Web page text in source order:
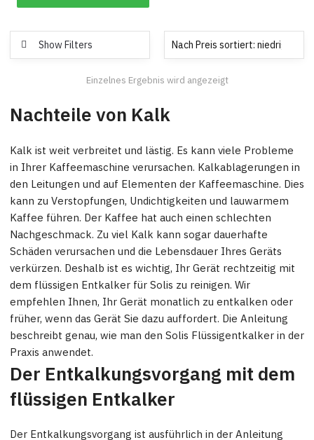
Show Filters
Einzelnes Ergebnis wird angezeigt
Nachteile von Kalk
Kalk ist weit verbreitet und lästig. Es kann viele Probleme
in Ihrer Kaffeemaschine verursachen. Kalkablagerungen in
den Leitungen und auf Elementen der Kaffeemaschine. Dies
kann zu Verstopfungen, Undichtigkeiten und lauwarmem
Kaffee führen. Der Kaffee hat auch einen schlechten
Nachgeschmack. Zu viel Kalk kann sogar dauerhafte
Schäden verursachen und die Lebensdauer Ihres Geräts
verkürzen. Deshalb ist es wichtig, Ihr Gerät rechtzeitig mit
dem flüssigen Entkalker für Solis zu reinigen. Wir
empfehlen Ihnen, Ihr Gerät monatlich zu entkalken oder
früher, wenn das Gerät Sie dazu auffordert. Die Anleitung
beschreibt genau, wie man den Solis Flüssigentkalker in der
Praxis anwendet.
Der Entkalkungsvorgang mit dem
flüssigen Entkalker
Der Entkalkungsvorgang ist ausführlich in der Anleitung